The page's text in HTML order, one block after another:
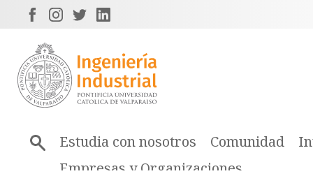
Estudia con nosotros Comunidad
Empresas y Organizaciones